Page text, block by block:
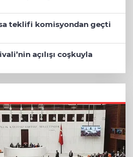
teklifi komisyondan geçti
açılışı coşkuyla